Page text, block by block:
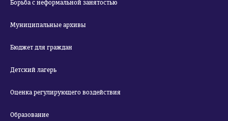
Борьба с неформальной занятостью
Муниципальные архивы
Бюджет для граждан
Детский лагерь
Оценка регулирующего воздействия
Образование